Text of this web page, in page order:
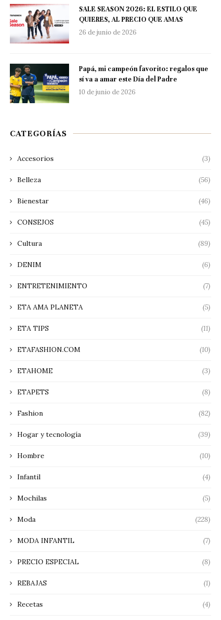
SALE SEASON 2026: EL ESTILO QUE
QUIERES, AL PRECIO QUE AMAS
26 de junio de 2026
Papá, mi campeón favorito: regalos que
sí va a amar este Día del Padre
10 de junio de 2026
CATEGORÍAS
Accesorios (3)
Belleza (56)
Bienestar (46)
CONSEJOS (45)
Cultura (89)
DENIM (6)
ENTRETENIMIENTO (7)
ETA AMA PLANETA (5)
ETA TIPS (11)
ETAFASHION.COM (10)
ETAHOME (3)
ETAPETS (8)
Fashion (82)
Hogar y tecnología (39)
Hombre (10)
Infantil (4)
Mochilas (5)
Moda (228)
MODA INFANTIL (7)
PRECIO ESPECIAL (8)
REBAJAS (1)
Recetas (4)